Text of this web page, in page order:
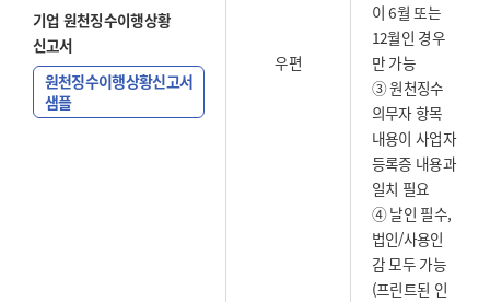
기업 원천징수이행상황
신고서
원천징수이행상황신고서
샘플
우편
이 6월 또는
12월인 경우
만 가능
③ 원천징수
의무자 항목
내용이 사업자
등록증 내용과
일치 필요
④ 날인 필수,
법인/사용인
감 모두 가능
(프린트된 인